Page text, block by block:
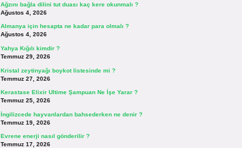
Ağzını bağla dilini tut duası kaç kere okunmalı ?
Ağustos 4, 2026
Almanya için hesapta ne kadar para olmalı ?
Ağustos 4, 2026
Yahya Kığılı kimdir ?
Temmuz 29, 2026
Kristal zeytinyağı boykot listesinde mi ?
Temmuz 27, 2026
Kerastase Elixir Ultime Şampuan Ne İşe Yarar ?
Temmuz 25, 2026
İngilizcede hayvanlardan bahsederken ne denir ?
Temmuz 19, 2026
Evrene enerji nasıl gönderilir ?
Temmuz 17, 2026